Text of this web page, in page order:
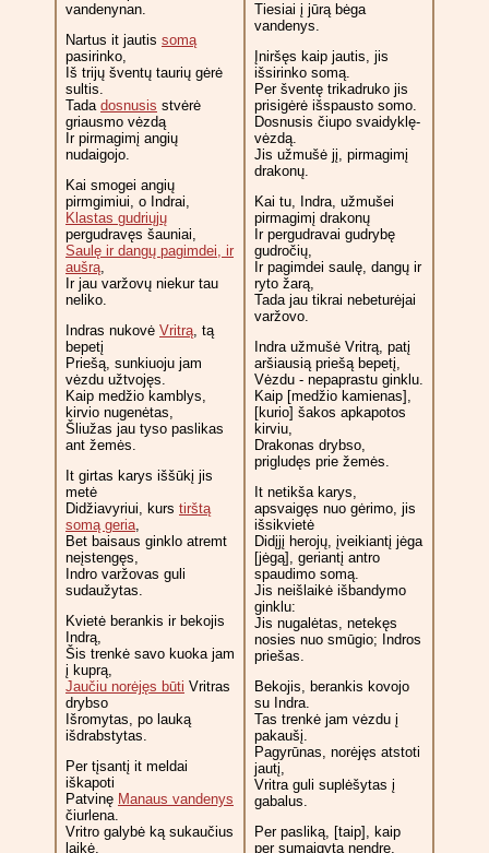
vandenynan.
Nartus it jautis somą
pasirinko,
Iš trijų šventų taurių gėrė
sultis.
Tada dosnusis stvėrė
griausmo vėzdą
Ir pirmagimį angių
nudaigojo.
Kai smogei angių
pirmgimiui, o Indrai,
Klastas gudriųjų
pergudravęs šauniai,
Saulę ir dangų pagimdei, ir
aušrą
Ir jau varžovų niekur tau
neliko.
Indras nukovė Vritrą , tą
bepetį
Priešą, sunkiuoju jam
vėzdu užtvojęs.
Kaip medžio kamblys,
kirvio nugenėtas,
Šliužas jau tyso paslikas
ant žemės.
It girtas karys iššūkį jis
metė
Didžiavyriui, kurs tirštą
somą geria
Bet baisaus ginklo atremt
neįstengęs,
Indro varžovas guli
sudaužytas.
Kvietė berankis ir bekojis
Indrą,
Šis trenkė savo kuoka jam
į kuprą,
Jaučiu norėjęs būti Vritras
drybso
Išromytas, po lauką
išdrabstytas.
Per tįsantį it meldai
iškapoti
Patvinę Manaus vandenys
čiurlena.
Vritro galybė ką sukaučius
laikė,
Tiesiai į jūrą bėga
vandenys.
Įniršęs kaip jautis, jis
išsirinko somą.
Per šventę trikadruko jis
prisigėrė išspausto somo.
Dosnusis čiupo svaidyklę-
vėzdą.
Jis užmušė jį, pirmagimį
drakonų.
Kai tu, Indra, užmušei
pirmagimį drakonų
Ir pergudravai gudrybę
gudročių,
Ir pagimdei saulę, dangų ir
ryto žarą,
Tada jau tikrai nebeturėjai
varžovo.
Indra užmušė Vritrą, patį
aršiausią priešą bepetį,
Vėzdu - nepaprastu ginklu.
Kaip [medžio kamienas],
[kurio] šakos apkapotos
kirviu,
Drakonas drybso,
prigludęs prie žemės.
It netikša karys,
apsvaigęs nuo gėrimo, jis
išsikvietė
Didįjį herojų, įveikiantį jėga
[jėgą], geriantį antro
spaudimo somą.
Jis neišlaikė išbandymo
ginklu:
Jis nugalėtas, netekęs
nosies nuo smūgio; Indros
priešas.
Bekojis, berankis kovojo
su Indra.
Tas trenkė jam vėzdu į
pakaušį.
Pagyrūnas, norėjęs atstoti
jautį,
Vritra guli suplėšytas į
gabalus.
Per pasliką, [taip], kaip
per sumaigytą nendrę,